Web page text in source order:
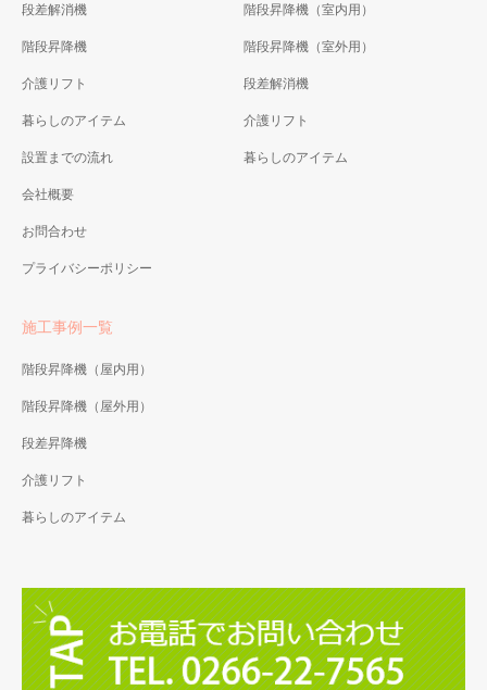
段差解消機
階段昇降機
介護リフト
暮らしのアイテム
設置までの流れ
会社概要
お問合わせ
プライバシーポリシー
階段昇降機（室内用）
階段昇降機（室外用）
段差解消機
介護リフト
暮らしのアイテム
施工事例一覧
階段昇降機（屋内用）
階段昇降機（屋外用）
段差昇降機
介護リフト
暮らしのアイテム